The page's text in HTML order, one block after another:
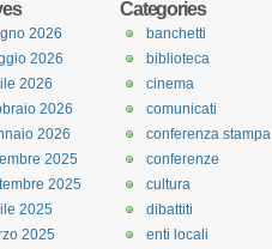
Categories
banchetti
biblioteca
cinema
comunicati
conferenza stampa
conferenze
cultura
dibattiti
enti locali
2026
2026
2026
2026
2026
2025
2025
2025
2025